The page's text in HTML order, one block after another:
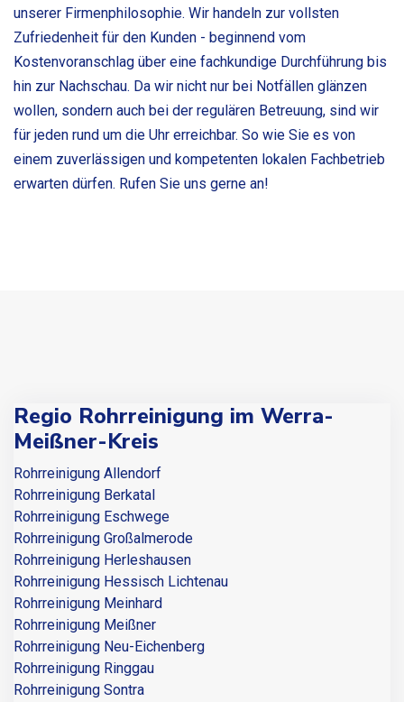
unserer Firmenphilosophie. Wir handeln zur vollsten
Zufriedenheit für den Kunden - beginnend vom
Kostenvoranschlag über eine fachkundige Durchführung bis
hin zur Nachschau. Da wir nicht nur bei Notfällen glänzen
wollen, sondern auch bei der regulären Betreuung, sind wir
für jeden rund um die Uhr erreichbar. So wie Sie es von
einem zuverlässigen und kompetenten lokalen Fachbetrieb
erwarten dürfen. Rufen Sie uns gerne an!
Regio Rohrreinigung im Werra-
Meißner-Kreis
Rohrreinigung Allendorf
Rohrreinigung Berkatal
Rohrreinigung Eschwege
Rohrreinigung Großalmerode
Rohrreinigung Herleshausen
Rohrreinigung Hessisch Lichtenau
Rohrreinigung Meinhard
Rohrreinigung Meißner
Rohrreinigung Neu-Eichenberg
Rohrreinigung Ringgau
Rohrreinigung Sontra